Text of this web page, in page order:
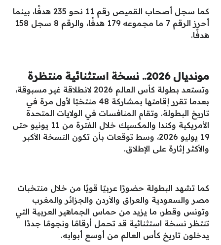
كما سجل أصحاب القميص رقم 11 نحو 235 هدفًا، بينما
أحرز الرقم 7 ما مجموعه 179 هدفًا، والرقم 8 سجل 158
هدفًا.
مونديال 2026.. نسخة استثنائية منتظرة
وتستعد بطولة كأس العالم 2026 لانطلاقة غير مسبوقة،
بعدما تقرر إقامتها بمشاركة 48 منتخبًا لأول مرة في
تاريخ البطولة. وتقام المنافسات في الولايات المتحدة
الأمريكية وكندا والمكسيك خلال الفترة من 11 يونيو حتى
19 يوليو 2026، وسط توقعات بأن تكون النسخة الأكبر
والأكثر إثارة على الإطلاق.
كما تشهد البطولة حضورًا عربيًا قويًا من خلال منتخبات
مصر والسعودية والعراق والأردن والجزائر والمغرب
وتونس وقطر، ما يزيد من حماس الجماهير العربية التي
تنتظر نسخة استثنائية قد تحمل أرقامًا ونجومًا جددًا
يدخلون تاريخ كأس العالم من أوسع أبوابه.